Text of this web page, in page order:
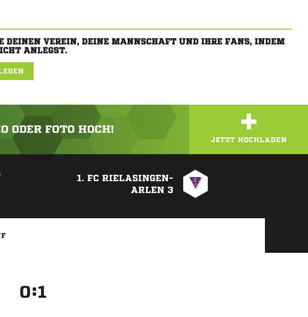
DEINEN VEREIN, DEINE MANNSCHAFT UND IHRE FANS, INDEM
ANLEGST.
ODER FOTO HOCH! +
JETZT HOCHLADEN
1. FC RIELASINGEN-
ARLEN 3
: